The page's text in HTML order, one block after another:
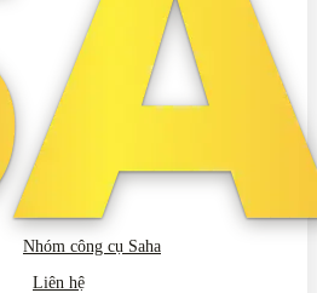
Nhóm công cụ Saha
Liên hệ